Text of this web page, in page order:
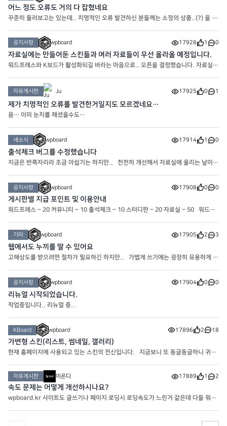
어느 정도 오류도 거의 다 잡혔네요
꾸준히 둘러보고는 있는데.. 치명적인 오류 발견하신 분들께는 소정의 상품..(?) 을 드
공지사항 wpboard 17928 1 0
자료실에는 만들어둔 스킨들과 여러 자료들이 우선 올라올 예정입니다.
워드프레스와 K보드가 활성화되길 바라는 마음으로.. 오픈을 결정했습니다. 자료실에
자유게시판 Ju 17925 0 1
제가 치명적인 오류를 발견한거일지도 모르겠네요…
음… 이미 눈치를 채셨을수도…
새소식 wpboard 17914 1 0
출석체크 버그를 수정했습니다
지금은 반쪽자리라 조금 아쉽기는 하지만.. 천천히 개선해서 자료실에 올리는 날이
공지사항 wpboard 17908 0 0
게시판별 지급 포인트 및 이용안내
워드프레스 – 20 커뮤니티 – 10 출석체크 – 10 스터디판 – 20 자료실 – 50 워드프
주는 행위는 제재 대상입니다. 스터디판 : 워드프레스에 도
기타 wpboard 17905 2 3
웹에서도 누끼를 딸 수 있어요
고해상도를 받으려면 절차가 필요하긴 하지만.. 가볍게 쓰기에는 굉장히 유용하게 사
공지사항 wpboard 17904 0 0
리뉴얼 시작되었습니다.
작업중입니다.. 리뉴얼 중..
KBoard wpboard 17896 2 18
가변형 스킨(리스트, 썸네일, 갤러리)
현재 홈페이지에 사용되고 있는 스킨의 전신입니다. 지금보니 또 동글동글하니 귀엽
자유게시판 이온디 17889 1 2
속도 문제는 어떻게 개선하시나요?
wpboard.kr 사이트도 글쓰기나 페이지 로딩시 로딩속도가 느린거 같은데 다들 워프